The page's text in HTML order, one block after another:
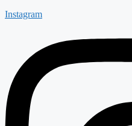
Instagram